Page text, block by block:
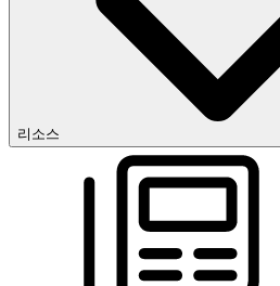
리소스